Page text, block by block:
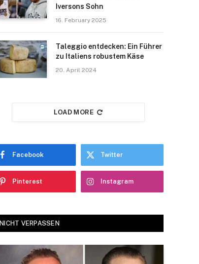
Iversons Sohn
16. February 2025
Taleggio entdecken: Ein Führer
zu Italiens robustem Käse
20. April 2024
LOAD MORE
Facebook Twitter
Pinterest Instagram
NICHT VERPASSEN